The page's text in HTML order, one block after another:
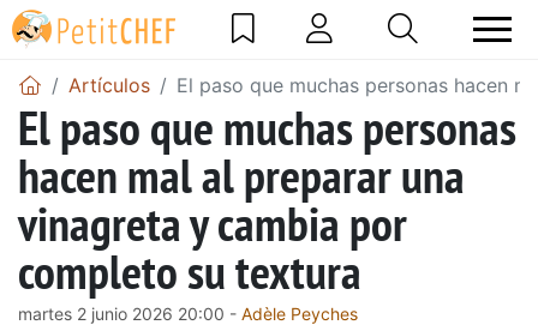
Artículos El paso que muchas personas hacen
El paso que muchas personas
hacen mal al preparar una
vinagreta y cambia por
completo su textura
martes 2 junio 2026 20:00 - Adèle Peyches